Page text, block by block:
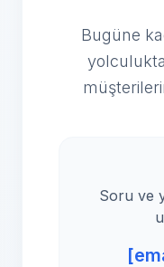
Bugüne
Soru ve